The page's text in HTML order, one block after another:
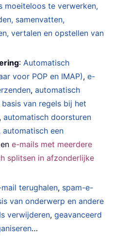
moeiteloos te verwerken,
samenvatten,
vertalen en opstellen van
: Automatisch
voor POP en IMAP),e-
,automatisch
van regels bij het
,automatisch doorsturen
automatisch een
ene-mails met meerdere
splitsen in afzonderlijke
mail terughalen, spam-e-
van onderwerp en andere
verwijderen,geavanceerd
…